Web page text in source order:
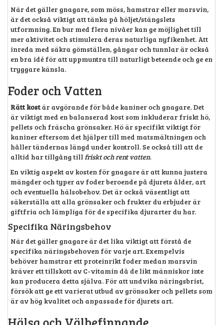
När det gäller gnagare, som möss, hamstrar eller marsvin,
är det också viktigt att tänka på höljet/stängslets
utformning. En bur med flera nivåer kan ge möjlighet till
mer aktivitet och stimulera deras naturliga nyfikenhet. Att
inreda med säkra gömställen, gångar och tunnlar är också
en bra idé för att uppmuntra till naturligt beteende och ge en
tryggare känsla.
Foder och Vatten
Rätt kostär avgörande för både kaniner och gnagare. Det
är viktigt med en balanserad kost som inkluderar friskt hö,
pellets och fräscha grönsaker. Hö är specifikt viktigt för
kaniner eftersom det hjälper till med matsmältningen och
håller tändernas längd under kontroll. Se också till att de
alltid har tillgång till friskt och rent vatten.
En viktig aspekt av kosten för gnagare är att kunna justera
mängder och typer av foder beroende på djurets ålder, art
och eventuella hälsobehov. Det är också väsentligt att
säkerställa att alla grönsaker och frukter du erbjuder är
giftfria och lämpliga för de specifika djurarter du har.
Specifika Näringsbehov
När det gäller gnagare är det lika viktigt att förstå de
specifika näringsbehoven för varje art. Exempelvis
behöver hamstrar ett proteinrikt foder medan marsvin
kräver ett tillskott av C-vitamin då de likt människor inte
kan producera detta själva. För att undvika näringsbrist,
försök att ge ett varierat utbud av grönsaker och pellets som
är av hög kvalitet och anpassade för djurets art.